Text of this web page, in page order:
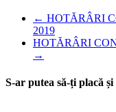
← HOTĂRÂRI
2019
HOTĂRÂRI
→
S-ar putea să-ți placă și